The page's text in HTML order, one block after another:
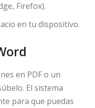
Firefox).
en tu dispositivo.
en PDF o un
El sistema
para que puedas